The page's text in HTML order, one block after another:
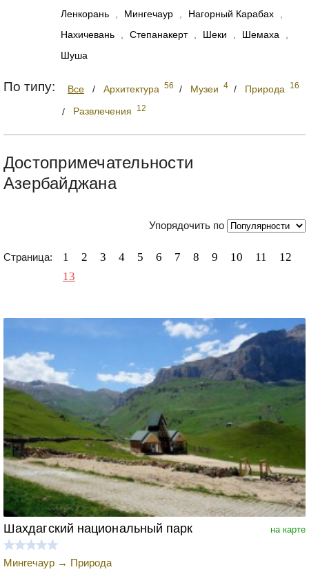
Ленкорань
Мингечаур Нагорный Карабах
Нахичевань
Степанакерт Шеки Шемаха
Шуша
По типу: Все / Архитектура 56 / Музеи 4 / Природа 16
/ Развлечения 12
Достопримечательности
Азербайджана
Упорядочить по
Страница: 1 2 3 4 5 6 7 8 9 10 11
12
13
на карте
Шахдагский национальный парк
Мингечаур → Природа